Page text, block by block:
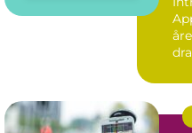
App TV har
er